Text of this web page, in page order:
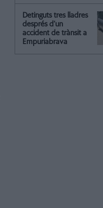
Detinguts tres lladres
després d’un
accident de trànsit a
Empuriabrava